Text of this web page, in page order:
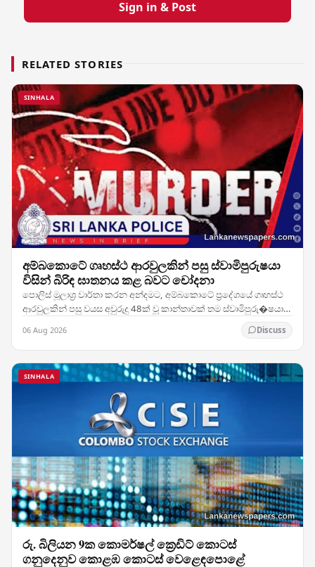
Sign in & Post
RELATED STORIES
SINHALA
අම්බකොටේ ගෘහස්ථ ආරවුලකින් පසු ස්වාමිපුරුෂයා
විසින් බිරිඳ ඝාතනය කළ බවට චෝදනා
පොලිස් මූලාශ්‍ර වාර්තා කරන අන්දමට, අම්බකොටේ ප්‍රදේශයේ ගෘහස්ථ
ආරවුලකින් පසු වයස අවුරුදු 48ක් වූ කාන්තාවක් තම ස්වාමිපුරු�ෂයා
06 Aug 2026 Discuss
SINHALA
රු. බිලියන 9ක කොමර්ෂල් ක්‍රෙඩිට් කොටස්
ගනුදෙනුව කොළඹ කොටස් වෙළෙඳපොළේ